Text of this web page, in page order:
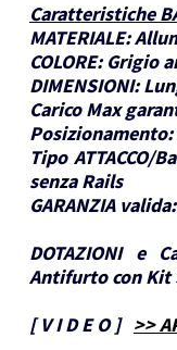
Caratteristiche
MATERIALE:
COLORE: Grigio
DIMENSIONI:
Carico Max
Posizionamento:
Tipo ATTACCO/
senza Rails
GARANZIA valida:
DOTAZIONI e
Antifurto con Kit
[V I D E O] >>